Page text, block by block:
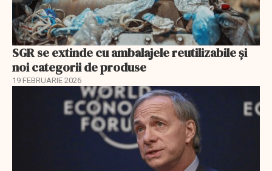
SGR se extinde cu ambalajele reutilizabile și
noi categorii de produse
19 FEBRUARIE 2026